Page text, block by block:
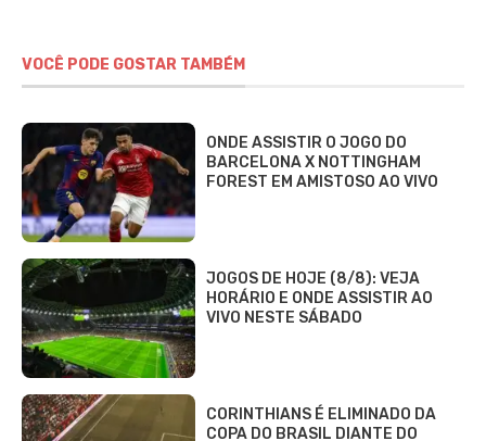
VOCÊ PODE GOSTAR TAMBÉM
ONDE ASSISTIR O JOGO DO
BARCELONA X NOTTINGHAM
FOREST EM AMISTOSO AO VIVO
JOGOS DE HOJE (8/8): VEJA
HORÁRIO E ONDE ASSISTIR AO
VIVO NESTE SÁBADO
CORINTHIANS É ELIMINADO DA
COPA DO BRASIL DIANTE DO